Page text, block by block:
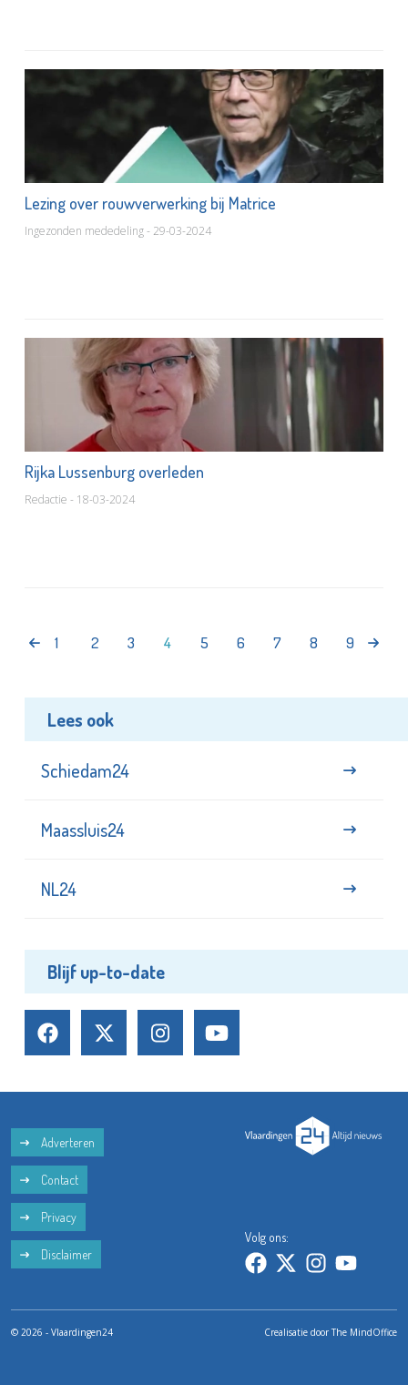
Lezing over rouwverwerking bij Matrice
Ingezonden mededeling - 29-03-2024
Rijka Lussenburg overleden
Redactie - 18-03-2024
1 2 3 4 5 6 7 8 9
Lees ook
Schiedam24
Maassluis24
NL24
Blijf up-to-date
Adverteren
Contact
Privacy
Disclaimer
Volg ons:
© 2026 - Vlaardingen24 Crealisatie doorThe MindOffice